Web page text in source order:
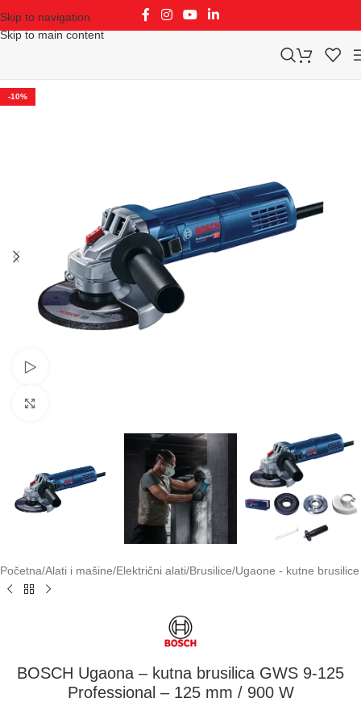
Skip to navigation
Skip to main content
-10%
Početna/Alati i mašine/Električni alati/Brusilice/Ugaone - kutne brusilice
BOSCH Ugaona – kutna brusilica GWS 9-125
Professional – 125 mm / 900 W